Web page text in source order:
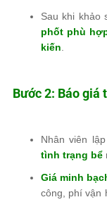
Sau khi khảo
phốt phù
kiến
Bước 2: Báo giá
Nhân viên lập
tình trạng bể
Giá minh
công, phí vận